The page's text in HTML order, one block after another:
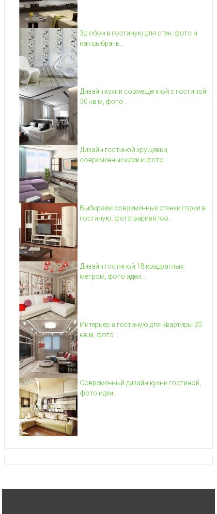
3д обои в гостиную для стен, фото и
как выбрать...
Дизайн кухни совмещенной с гостиной
30 кв м, фото...
Дизайн гостиной хрущевки,
современные идеи и фото...
Выбираем современные стенки горки в
гостиную, фото вариантов...
Дизайн гостиной 18 квадратных
метром, фото идеи...
Интерьер в гостиную для квартиры 20
кв м, фото...
Современный дизайн кухни гостиной,
фото идеи...